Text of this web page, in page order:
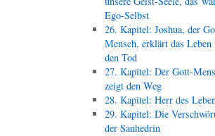
Ego-Selbst
26. Kapitel: Joshua, der
Mensch, erklärt das Leben
den Tod
27. Kapitel: Der Gott-
zeigt den Weg
28. Kapitel: Herr des
29. Kapitel: Die
der Sanhedrin